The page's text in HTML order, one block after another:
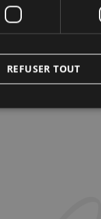
REFUSER TOUT